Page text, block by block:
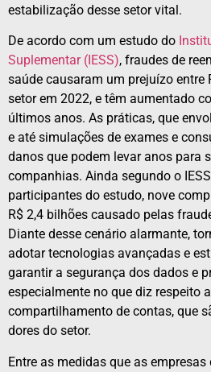
estabilização desse setor vital.
De acordo com um estudo do
Suplementar (IESS), fraudes de
saúde causaram um prejuízo entre
setor em 2022, e têm aumentado
últimos anos. As práticas, que
e até simulações de exames e
danos que podem levar anos para
companhias. Ainda segundo o
participantes do estudo, nove
R$ 2,4 bilhões causado pelas
Diante desse cenário alarmante,
adotar tecnologias avançadas e
garantir a segurança dos dados e
especialmente no que diz respeito
compartilhamento de contas, que
dores do setor.
Entre as medidas que as